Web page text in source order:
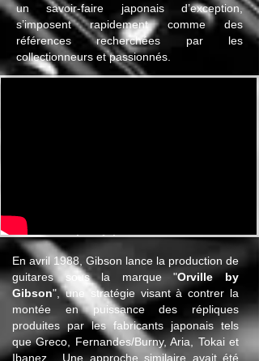
un savoir-faire japonais d’exception,
s’imposent rapidement comme des
références recherchées par les
collectionneurs et passionnés.
Orville by Gibson : la riposte de Gibson
face aux copies japonaises :
En avril 1988, Gibson lance la production de
guitares sous la marque "Orville by
Gibson", une stratégie visant à contrer la
montée en puissance des répliques
produites par les fabricants japonais tels
que Greco, Fernandes/Burny, Aria, Tokai et
Ibanez... Une approche similaire avait été